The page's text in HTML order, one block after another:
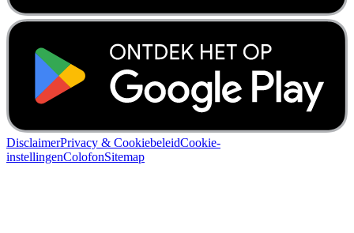
DisclaimerPrivacy & CookiebeleidCookie-
instellingenColofonSitemap